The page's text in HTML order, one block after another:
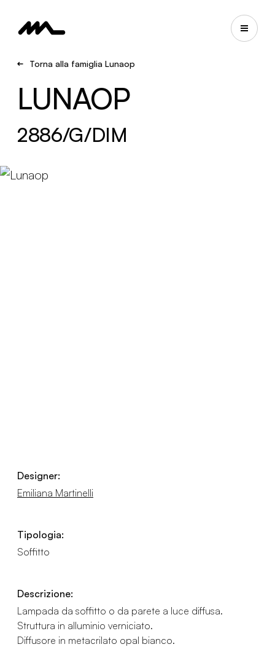
Torna alla famiglia Lunaop
LUNAOP
2886/G/DIM
Designer:
Emiliana Martinelli
Tipologia:
Soffitto
Descrizione:
Lampada da soffitto o da parete a luce diffusa.
Struttura in alluminio verniciato.
Diffusore in metacrilato opal bianco.